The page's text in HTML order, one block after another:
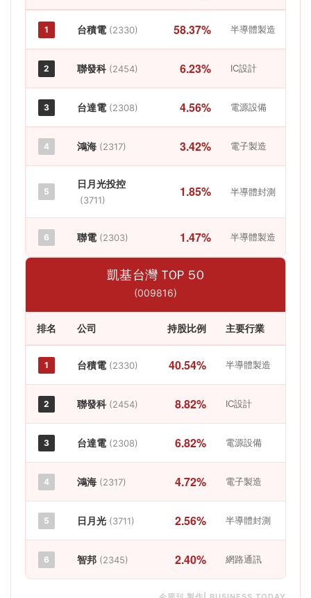
1 台積電 (2330) 58.37% 半導體製造
2 聯發科 (2454) 6.23% IC設計
3 台達電 (2308) 4.56% 電源設備
4 鴻海 (2317) 3.42% 電子製造
5
日月光投控
(3711)
1.85% 半導體封測
6 聯電 (2303) 1.47% 半導體製造
凱基台灣 TOP 50
(009816)
排名 公司 持股比例 主要行業
1 台積電 (2330) 40.54% 半導體製造
2 聯發科 (2454) 8.82% IC設計
3 台達電 (2308) 6.82% 電源設備
4 鴻海 (2317) 4.72% 電子製造
5 日月光 (3711) 2.56% 半導體封測
6 智邦 (2345) 2.40% 網路通訊